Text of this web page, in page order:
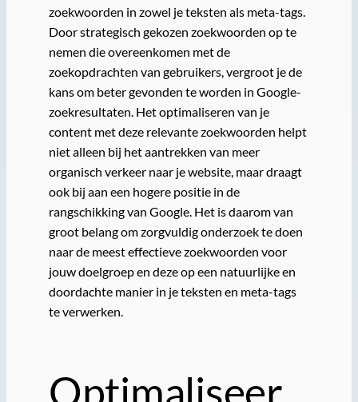
zoekwoorden in zowel je teksten als meta-tags.
Door strategisch gekozen zoekwoorden op te
nemen die overeenkomen met de
zoekopdrachten van gebruikers, vergroot je de
kans om beter gevonden te worden in Google-
zoekresultaten. Het optimaliseren van je
content met deze relevante zoekwoorden helpt
niet alleen bij het aantrekken van meer
organisch verkeer naar je website, maar draagt
ook bij aan een hogere positie in de
rangschikking van Google. Het is daarom van
groot belang om zorgvuldig onderzoek te doen
naar de meest effectieve zoekwoorden voor
jouw doelgroep en deze op een natuurlijke en
doordachte manier in je teksten en meta-tags
te verwerken.
Optimaliseer